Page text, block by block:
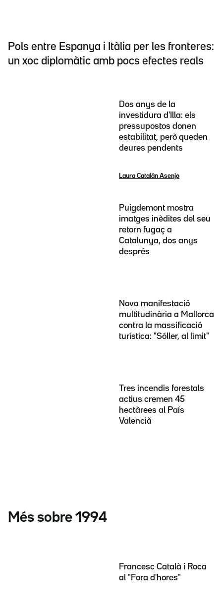
Pols entre Espanya i Itàlia per les fronteres:
un xoc diplomàtic amb pocs efectes reals
Dos anys de la
investidura d'Illa: els
pressupostos donen
estabilitat, però queden
deures pendents
Laura Catalán Asenjo
Puigdemont mostra
imatges inèdites del seu
retorn fugaç a
Catalunya, dos anys
després
Nova manifestació
multitudinària a Mallorca
contra la massificació
turística: "Sóller, al límit"
Tres incendis forestals
actius cremen 45
hectàrees al País
Valencià
Més sobre 1994
Francesc Català i Roca
al "Fora d'hores"